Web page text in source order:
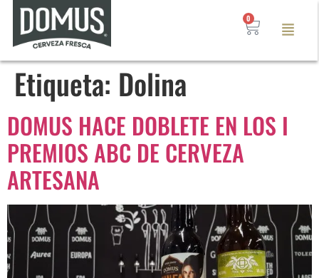
0
Etiqueta: Dolina
DOMUS HACE DOBLETE EN LOS I
PREMIOS ABC DE CERVEZA
ARTESANA